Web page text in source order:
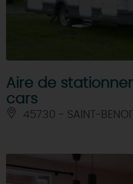
Aire de
cars
45730 - SAINT-